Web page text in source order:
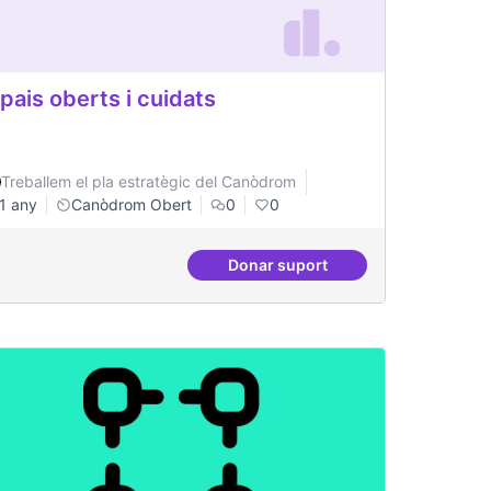
oberts i cuidats
Treballem el pla estratègic del Canòdrom
1 any
Canòdrom Obert 0 0
Donar suportEspais oberts i cuidats